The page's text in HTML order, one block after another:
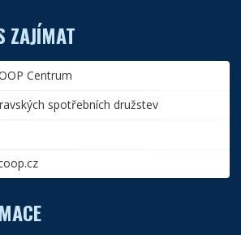
ZAJÍMAT
Centrum
spotřebních družstev